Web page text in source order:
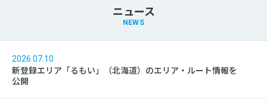
ニュース
NEWS
2026.07.10
新登録エリア「るもい」（北海道）のエリア・ルート情報を
公開